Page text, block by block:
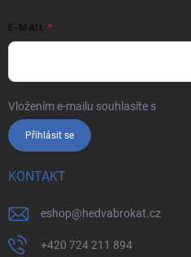
E-MAIL
Vložením e-mailu souhlasíte s
Přihlásit se
KONTAKT
eshop@hedvabrokat.cz
+420 724 211 894